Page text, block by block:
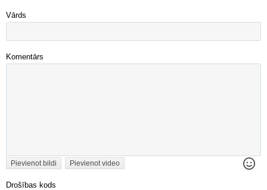
Vārds
Komentārs
Pievienot bildi Pievienot video
Drošības kods